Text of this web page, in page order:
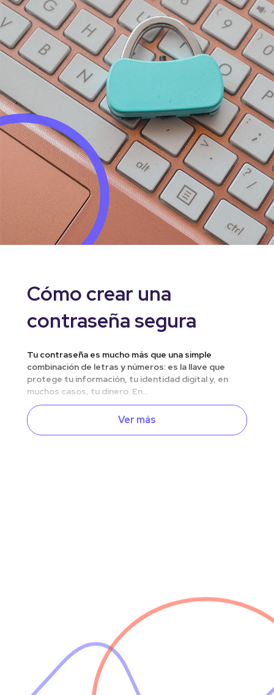
Cómo crear una
contraseña segura
Tu contraseña es mucho más que una simple
combinación de letras y números: es la llave que
protege tu información, tu identidad digital y, en
muchos casos, tu dinero. En...
Ver más